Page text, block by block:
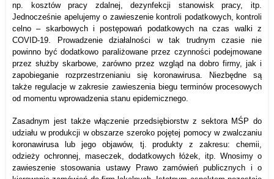
np. kosztów pracy zdalnej, dezynfekcji stanowisk pracy, itp.
Jednocześnie apelujemy o zawieszenie kontroli podatkowych, kontroli
celno – skarbowych i postępowań podatkowych na czas walki z
COVID-19. Prowadzenie działalności w tak trudnym czasie nie
powinno być dodatkowo paraliżowane przez czynności podejmowane
przez służby skarbowe, zarówno przez wzgląd na dobro firmy, jak i
zapobieganie rozprzestrzenianiu się koronawirusa. Niezbędne są
także regulacje w zakresie zawieszenia biegu terminów procesowych
od momentu wprowadzenia stanu epidemicznego.
Zasadnym jest także włączenie przedsiębiorstw z sektora MŚP do
udziału w produkcji w obszarze szeroko pojętej pomocy w zwalczaniu
koronawirusa lub jego objawów, tj. produkty z zakresu: chemii,
odzieży ochronnej, maseczek, dodatkowych łóżek, itp. Wnosimy o
zawieszenie stosowania ustawy Prawo zamówień publicznych i o